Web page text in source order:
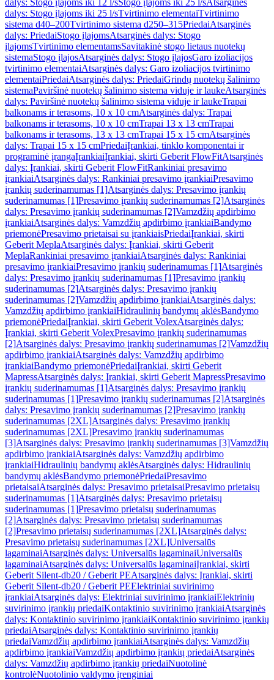
dalys: Stogo įlajoms iki 12 l/sStogo įlajoms iki 25 l/sAtsarginės
dalys: Stogo įlajoms iki 25 l/sTvirtinimo elementaiTvirtinimo
sistema d40–200Tvirtinimo sistema d250–315PriedaiAtsarginės
dalys: PriedaiStogo įlajomsAtsarginės dalys: Stogo
įlajomsTvirtinimo elementamsSavitakinė stogo lietaus nuotekų
sistemaStogo įlajosAtsarginės dalys: Stogo įlajosGaro izoliacijos
tvirtinimo elementaiAtsarginės dalys: Garo izoliacijos tvirtinimo
elementaiPriedaiAtsarginės dalys: PriedaiGrindų nuotekų šalinimo
sistemaPaviršinė nuotekų šalinimo sistema viduje ir laukeAtsarginės
dalys: Paviršinė nuotekų šalinimo sistema viduje ir laukeTrapai
balkonams ir terasoms, 10 x 10 cmAtsarginės dalys: Trapai
balkonams ir terasoms, 10 x 10 cmTrapai 13 x 13 cmTrapai
balkonams ir terasoms, 13 x 13 cmTrapai 15 x 15 cmAtsarginės
dalys: Trapai 15 x 15 cmPriedaiĮrankiai, tinklo komponentai ir
programinė įrangaĮrankiaiĮrankiai, skirti Geberit FlowFitAtsarginės
dalys: Įrankiai, skirti Geberit FlowFitRankiniai presavimo
įrankiaiAtsarginės dalys: Rankiniai presavimo įrankiaiPresavimo
įrankių suderinamumas [1]Atsarginės dalys: Presavimo įrankių
suderinamumas [1]Presavimo įrankių suderinamumas [2]Atsarginės
dalys: Presavimo įrankių suderinamumas [2]Vamzdžių apdirbimo
įrankiaiAtsarginės dalys: Vamzdžių apdirbimo įrankiaiBandymo
priemonėPresavimo prietaisai su įrankiaisPriedaiĮrankiai, skirti
Geberit MeplaAtsarginės dalys: Įrankiai, skirti Geberit
MeplaRankiniai presavimo įrankiaiAtsarginės dalys: Rankiniai
presavimo įrankiaiPresavimo įrankių suderinamumas [1]Atsarginės
dalys: Presavimo įrankių suderinamumas [1]Presavimo įrankių
suderinamumas [2]Atsarginės dalys: Presavimo įrankių
suderinamumas [2]Vamzdžių apdirbimo įrankiaiAtsarginės dalys:
Vamzdžių apdirbimo įrankiaiHidraulinių bandymų aklėsBandymo
priemonėPriedaiĮrankiai, skirti Geberit VolexAtsarginės dalys:
Įrankiai, skirti Geberit VolexPresavimo įrankių suderinamumas
[2]Atsarginės dalys: Presavimo įrankių suderinamumas [2]Vamzdžių
apdirbimo įrankiaiAtsarginės dalys: Vamzdžių apdirbimo
įrankiaiBandymo priemonėPriedaiĮrankiai, skirti Geberit
MapressAtsarginės dalys: Įrankiai, skirti Geberit MapressPresavimo
įrankių suderinamumas [1]Atsarginės dalys: Presavimo įrankių
suderinamumas [1]Presavimo įrankių suderinamumas [2]Atsarginės
dalys: Presavimo įrankių suderinamumas [2]Presavimo įrankių
suderinamumas [2XL]Atsarginės dalys: Presavimo įrankių
suderinamumas [2XL]Presavimo įrankių suderinamumas
[3]Atsarginės dalys: Presavimo įrankių suderinamumas [3]Vamzdžių
apdirbimo įrankiaiAtsarginės dalys: Vamzdžių apdirbimo
įrankiaiHidraulinių bandymų aklėsAtsarginės dalys: Hidraulinių
bandymų aklėsBandymo priemonėPriedaiPresavimo
prietaisaiAtsarginės dalys: Presavimo prietaisaiPresavimo prietaisų
suderinamumas [1]Atsarginės dalys: Presavimo prietaisų
suderinamumas [1]Presavimo prietaisų suderinamumas
[2]Atsarginės dalys: Presavimo prietaisų suderinamumas
[2]Presavimo prietaisų suderinamumas [2XL]Atsarginės dalys:
Presavimo prietaisų suderinamumas [2XL]Universalūs
lagaminaiAtsarginės dalys: Universalūs lagaminaiUniversalūs
lagaminaiAtsarginės dalys: Universalūs lagaminaiĮrankiai, skirti
Geberit Silent-db20 / Geberit PEAtsarginės dalys: Įrankiai, skirti
Geberit Silent-db20 / Geberit PEElektriniai suvirinimo
įrankiaiAtsarginės dalys: Elektriniai suvirinimo įrankiaiElektrinių
suvirinimo įrankių priedaiKontaktinio suvirinimo įrankiaiAtsarginės
dalys: Kontaktinio suvirinimo įrankiaiKontaktinio suvirinimo įrankių
priedaiAtsarginės dalys: Kontaktinio suvirinimo įrankių
priedaiVamzdžių apdirbimo įrankiaiAtsarginės dalys: Vamzdžių
apdirbimo įrankiaiVamzdžių apdirbimo įrankių priedaiAtsarginės
dalys: Vamzdžių apdirbimo įrankių priedaiNuotolinė
kontrolėNuotolinio valdymo įrenginiai